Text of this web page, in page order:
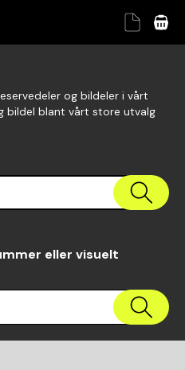
og bildeler i vårt
bildel blant vårt store utvalg
eller visuelt